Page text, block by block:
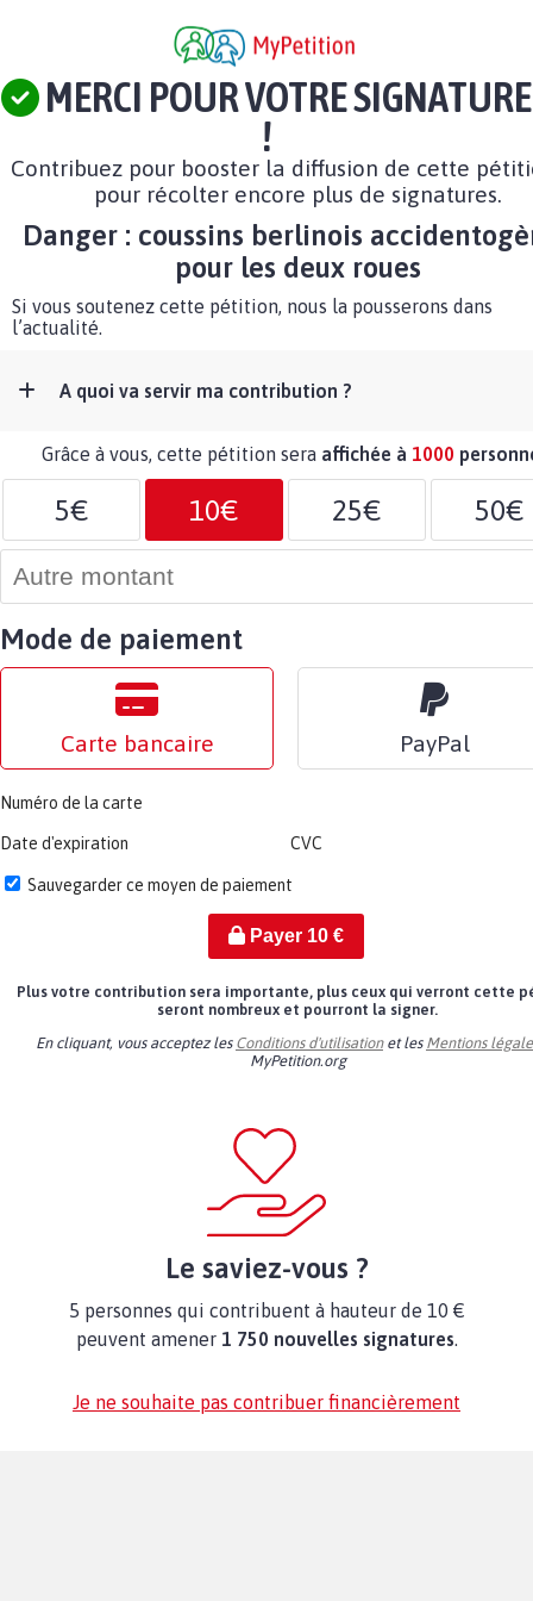
MERCI POUR VOTRE SIGNATURE
!
Contribuez pour booster la diffusion de cette
pour récolter encore plus de signatures.
Danger : coussins berlinois
pour les deux roues
Si vous soutenez cette pétition, nous la pousserons dans
l’actualité.
A quoi va servir ma contribution ?
Grâce à vous, cette pétition sera affichée à 1000
5€ 10€ 25€ 50€
Mode de paiement
Carte bancaire PayPal
Numéro de la carte
Date d'expiration CVC
Sauvegarder ce moyen de paiement
Payer 10€
Plus votre contribution sera importante, plus ceux qui verront cette
seront nombreux et pourront la signer.
En cliquant, vous acceptez les Conditions d'utilisationet les Mentions
MyPetition.org
Le saviez-vous ?
5 personnes qui contribuent à hauteur de 10 €
peuvent amener 1 750 nouvelles signatures.
Je ne souhaite pas contribuer financièrement